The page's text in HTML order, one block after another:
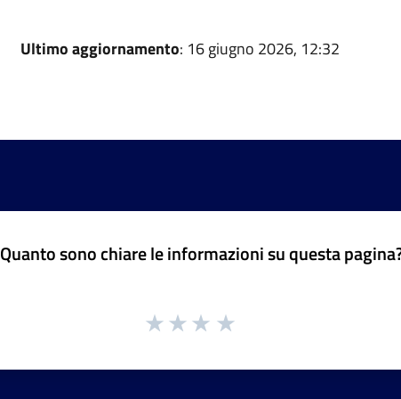
Ultimo aggiornamento: 16 giugno 2026, 12:32
Quanto sono chiare le informazioni su questa